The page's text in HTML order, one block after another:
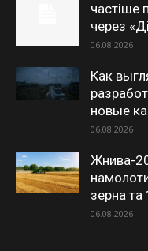
частіше
через
06.08.2026
Как
новые
06.08.2026
Жнива-
зерна та
06.08.2026